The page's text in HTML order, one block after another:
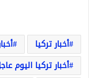
أخبار تركيا
أخبار تركيا اليوم